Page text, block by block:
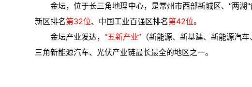
金坛，位于长三角地理中心，是常州市西部新城区、“两
新区排名第32位、中国工业百强区排名第42位。
金坛产业发达， “五新产业” （新能源、新基建、新能源汽
三角新能源汽车、光伏产业链最长最全的地区之一。